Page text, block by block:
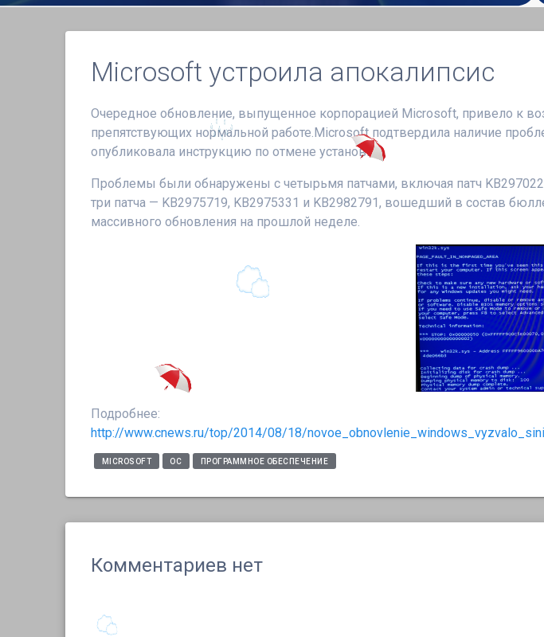
Microsoft устроила апокалипсис
Очередное обновление, выпущенное корпорацией Microsoft, привело к
препятствующих нормальной работе.Microsoft подтвердила наличие
опубликовала инструкцию по отмене установки.
Проблемы были обнаружены с четырьмя патчами, включая патч
три патча — KB2975719, KB2975331 и KB2982791, вошедший в состав
массивного обновления на прошлой неделе.
Подробнее:
http://www.cnews.ru/top/2014/08/18/
MICROSOFT ОС ПРОГРАММНОЕ ОБЕСПЕЧЕНИЕ
Комментариев нет